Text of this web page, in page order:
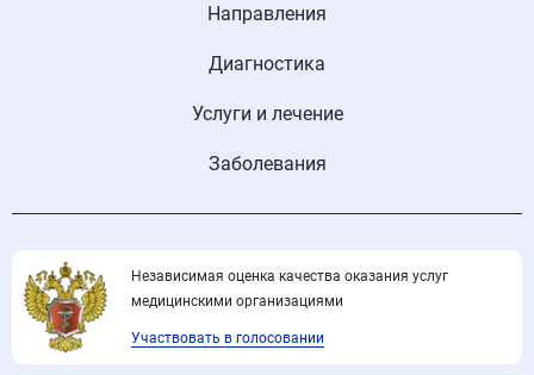
Независимая оценка качества оказания услуг
медицинскими организациями
Участвовать в голосовании
Направления
Диагностика
Услуги и лечение
Заболевания